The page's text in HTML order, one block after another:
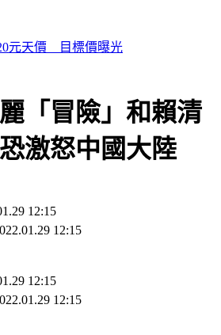
聯名搶先開賣
「冒險」和賴清
激怒中國大陸
12:15
12:15
12:15
12:15